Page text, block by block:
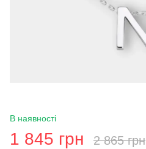
В наявності
1 845 грн 2 865 грн